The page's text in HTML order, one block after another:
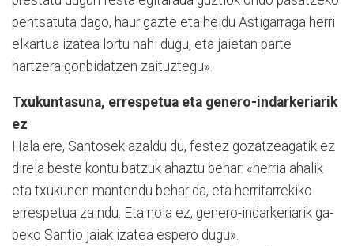
pentsatuta dago, haur gazte eta heldu Astigarraga herri
el­kar­tua izatea lortu nahi du­gu, eta jaietan parte
hartzera gonbidatzen zaituztegu».
Txukuntasuna, errespetua eta genero-indarkeriarik
ez
Hala ere, Santosek azaldu du, festez gozatzeagatik ez
direla beste kontu batzuk ahaztu behar: «herria ahalik
eta txukunen mantendu behar da, eta herritarrekiko
errespetua zaindu. Eta nola ez, genero-indarkeriarik ga­
be­ko Santio jaiak izatea es­pero dugu».